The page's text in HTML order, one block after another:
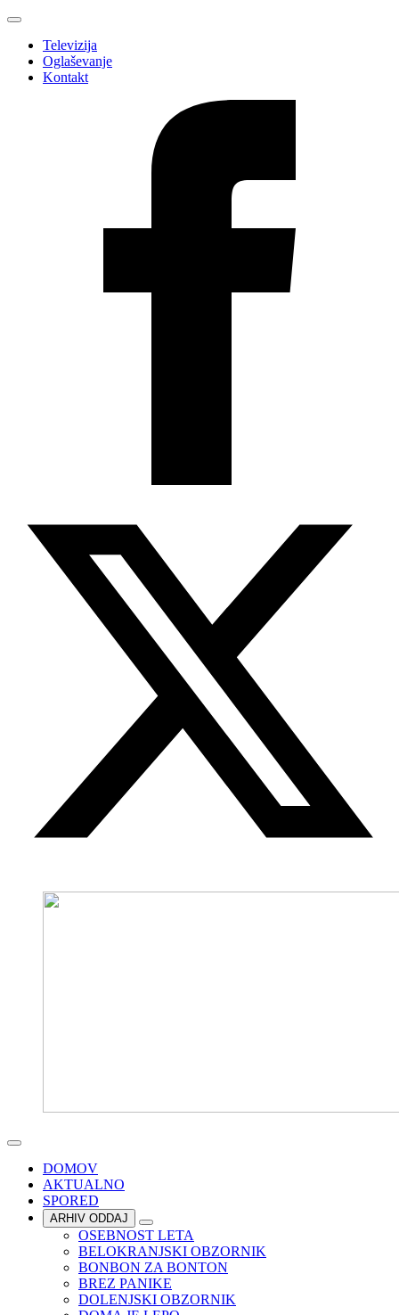
Televizija
Oglaševanje
Kontakt
DOMOV
AKTUALNO
SPORED
ARHIV ODDAJ
OSEBNOST LETA
BELOKRANJSKI OBZORNIK
BONBON ZA BONTON
BREZ PANIKE
DOLENJSKI OBZORNIK